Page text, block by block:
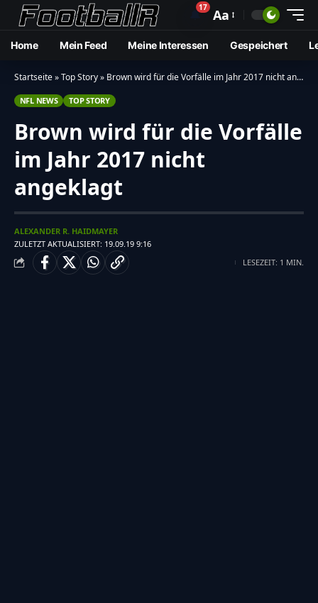
🔔17 Aa
Home Mein Feed Meine Interessen Gespeichert
Startseite»Top Story» Brown wird für die Vorfälle im Jahr 2017 nicht angeklagt
NFL NEWS TOP STORY
Brown wird für die Vorfälle
im Jahr 2017 nicht
angeklagt
ZULETZT AKTUALISIERT: 19.09.19 9:16
ALEXANDER R. HAIDMAYER
LESEZEIT: 1 MIN.